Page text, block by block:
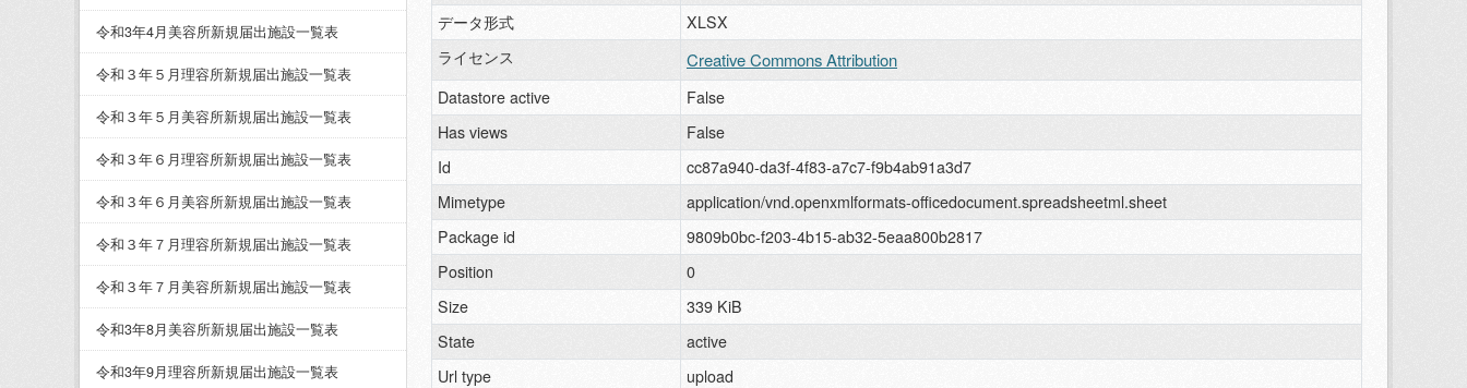
令和3年4月美容所新規届出施設一覧表
令和３年５月理容所新規届出施設一覧表
令和３年５月美容所新規届出施設一覧表
令和３年６月理容所新規届出施設一覧表
令和３年６月美容所新規届出施設一覧表
令和３年７月理容所新規届出施設一覧表
令和３年７月美容所新規届出施設一覧表
令和3年8月美容所新規届出施設一覧表
令和3年9月理容所新規届出施設一覧表
データ形式
XLSX
ライセンス
Creative Commons Attribution
Datastore active
False
Has views
False
Id
cc87a940-da3f-4f83-a7c7-f9b4ab91a3d7
Mimetype
application/vnd.openxmlformats-officedocument.spreadsheetml.sheet
Package id
9809b0bc-f203-4b15-ab32-5eaa800b2817
Position
0
Size
339 KiB
State
active
Url type
upload